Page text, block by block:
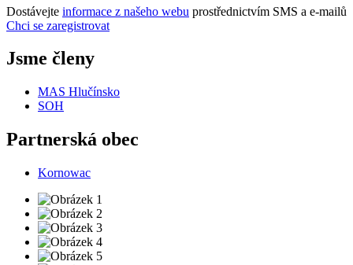
Dostávejte informace z našeho webu prostřednictvím SMS a e-mailů
Chci se zaregistrovat
Jsme členy
MAS Hlučínsko
SOH
Partnerská obec
Kornowac